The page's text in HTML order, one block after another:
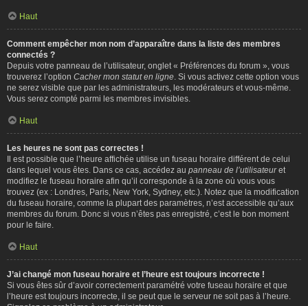
Haut
Comment empêcher mon nom d’apparaître dans la liste des membres
connectés ?
Depuis votre panneau de l’utilisateur, onglet « Préférences du forum », vous
trouverez l’option Cacher mon statut en ligne . Si vous activez cette option vous
ne serez visible que par les administrateurs, les modérateurs et vous-même.
Vous serez compté parmi les membres invisibles.
Haut
Les heures ne sont pas correctes !
Il est possible que l’heure affichée utilise un fuseau horaire différent de celui
dans lequel vous êtes. Dans ce cas, accédez au panneau de l’utilisateuret
modifiez le fuseau horaire afin qu’il corresponde à la zone où vous vous
trouvez (ex : Londres, Paris, New York, Sydney, etc.). Notez que la modification
du fuseau horaire, comme la plupart des paramètres, n’est accessible qu’aux
membres du forum. Donc si vous n’êtes pas enregistré, c’est le bon moment
pour le faire.
Haut
J’ai changé mon fuseau horaire et l’heure est toujours incorrecte !
Si vous êtes sûr d’avoir correctement paramétré votre fuseau horaire et que
l’heure est toujours incorrecte, il se peut que le serveur ne soit pas à l’heure.